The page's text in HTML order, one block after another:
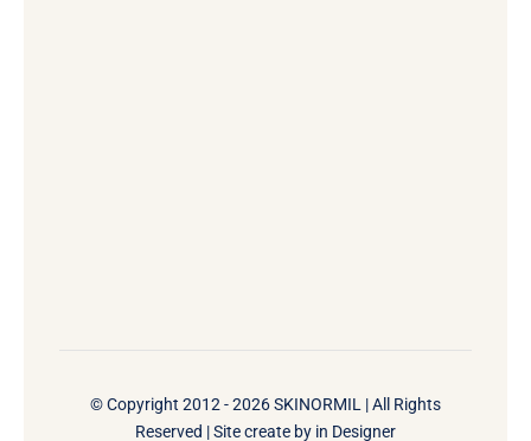
© Copyright 2012 - 2026 SKINORMIL | All Rights
Reserved | Site create by in Designer